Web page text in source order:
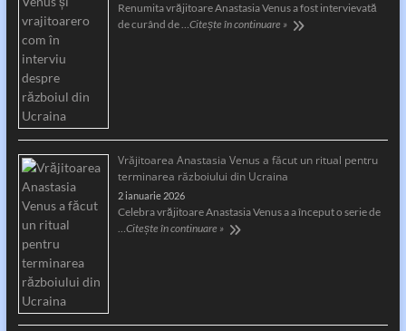
Renumita vrăjitoare Anastasia Venus a fost intervievată
de curând de …Citește în continuare »
Vrăjitoarea Anastasia Venus a făcut un ritual pentru
terminarea războiului din Ucraina
2 ianuarie 2026
Celebra vrăjitoare Anastasia Venus a a început o serie de
…Citește în continuare »